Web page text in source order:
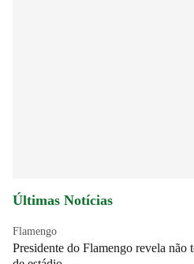
Últimas Notícias
Flamengo
Presidente do Flamengo revela não